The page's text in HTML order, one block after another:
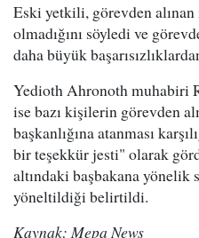
Eski yetkili, görevden
olmadığını söyledi ve
daha büyük
Yedioth Ahronoth muhabiri
ise bazı kişilerin görevden
başkanlığına atanması
bir teşekkür jesti" olarak
altındaki başbakana yönelik
yöneltildiği belirtildi.
Kaynak: Mepa News